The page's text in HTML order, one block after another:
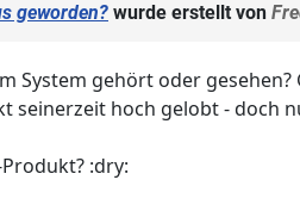
geworden? wurde erstellt von
System gehört oder
seinerzeit hoch gelobt - doch
:dry: